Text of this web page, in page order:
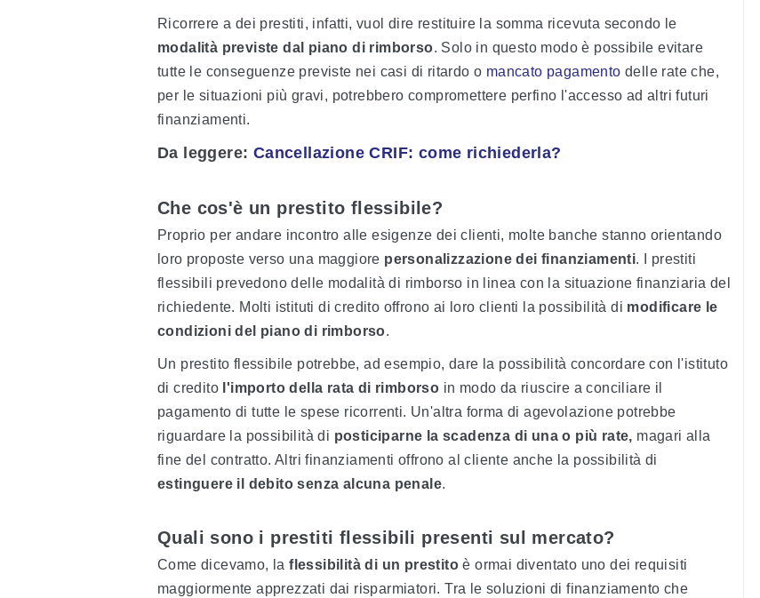
Ricorrere a dei prestiti, infatti, vuol dire restituire la somma ricevuta secondo le
modalità previste dal piano di rimborso. Solo in questo modo è possibile evitare
tutte le conseguenze previste nei casi di ritardo o mancato pagamento delle rate che,
per le situazioni più gravi, potrebbero compromettere perfino l'accesso ad altri futuri
finanziamenti.
Da leggere: Cancellazione CRIF: come richiederla?
Che cos'è un prestito flessibile?
Proprio per andare incontro alle esigenze dei clienti, molte banche stanno orientando
loro proposte verso una maggiore personalizzazione dei finanziamenti. I prestiti
flessibili prevedono delle modalità di rimborso in linea con la situazione finanziaria del
richiedente. Molti istituti di credito offrono ai loro clienti la possibilità di modificare le
condizioni del piano di rimborso.
Un prestito flessibile potrebbe, ad esempio, dare la possibilità concordare con l'istituto
di credito l'importo della rata di rimborso in modo da riuscire a conciliare il
pagamento di tutte le spese ricorrenti. Un'altra forma di agevolazione potrebbe
riguardare la possibilità di posticiparne la scadenza di una o più rate, magari alla
fine del contratto. Altri finanziamenti offrono al cliente anche la possibilità di
estinguere il debito senza alcuna penale.
Quali sono i prestiti flessibili presenti sul mercato?
Come dicevamo, laflessibilità di un prestito è ormai diventato uno dei requisiti
maggiormente apprezzati dai risparmiatori. Tra le soluzioni di finanziamento che